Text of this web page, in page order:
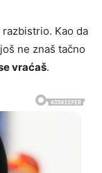
Kao da
ne znaš tačno
vraćaš.